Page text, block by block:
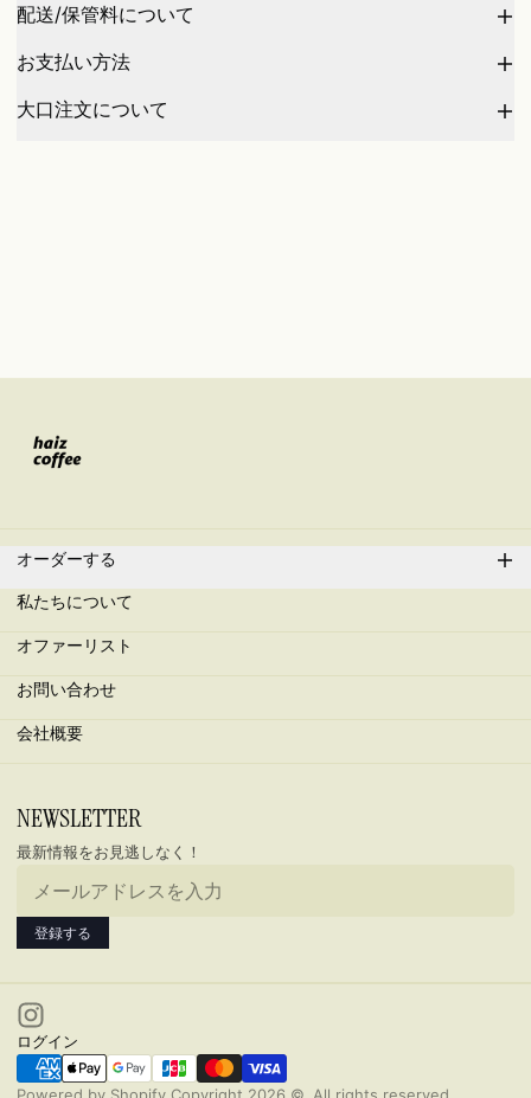
配送/保管料について
お支払い方法
大口注文について
オーダーする
私たちについて
オファーリスト
お問い合わせ
会社概要
NEWSLETTER
最新情報をお見逃しなく！
メールアドレス
登録する
ログイン